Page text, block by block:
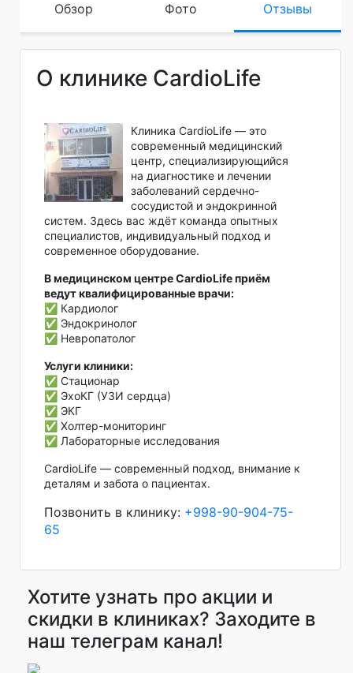
Обзор Фото Отзывы
О клинике CardioLife
Клиника CardioLife — это
современный медицинский
центр, специализирующийся
на диагностике и лечении
заболеваний сердечно-
сосудистой и эндокринной
систем. Здесь вас ждёт команда опытных
специалистов, индивидуальный подход и
современное оборудование.
В медицинском центре CardioLife приём
ведут квалифицированные врачи:
✅ Кардиолог
✅ Эндокринолог
✅ Невропатолог
Услуги клиники:
✅ Стационар
✅ ЭхоКГ (УЗИ сердца)
✅ ЭКГ
✅ Холтер-мониторинг
✅ Лабораторные исследования
CardioLife — современный подход, внимание к
деталям и забота о пациентах.
Позвонить в клинику: +998-90-904-75-
65
Хотите узнать про акции и
скидки в клиниках? Заходите в
наш телеграм канал!